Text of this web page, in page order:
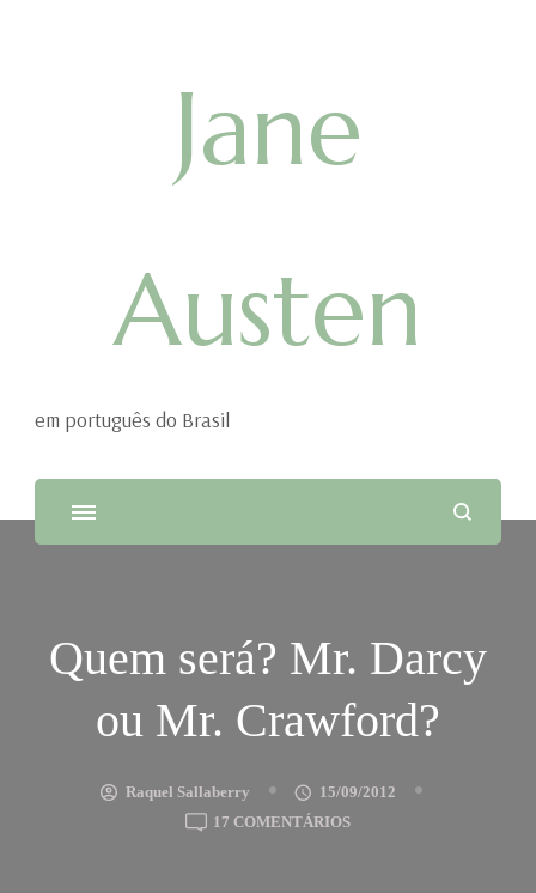
Jane
Austen
em português do Brasil
Quem será? Mr. Darcy
ou Mr. Crawford?
Raquel Sallaberry
15/09/2012
17 COMENTÁRIOSEM